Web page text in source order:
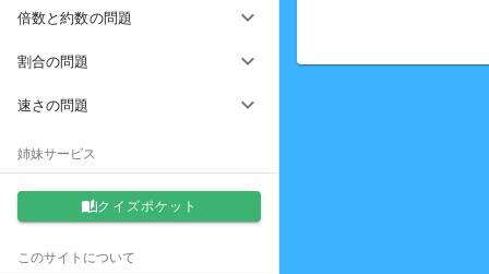
倍数と約数の問題
割合の問題
速さの問題
姉妹サービス
クイズポケット
このサイトについて